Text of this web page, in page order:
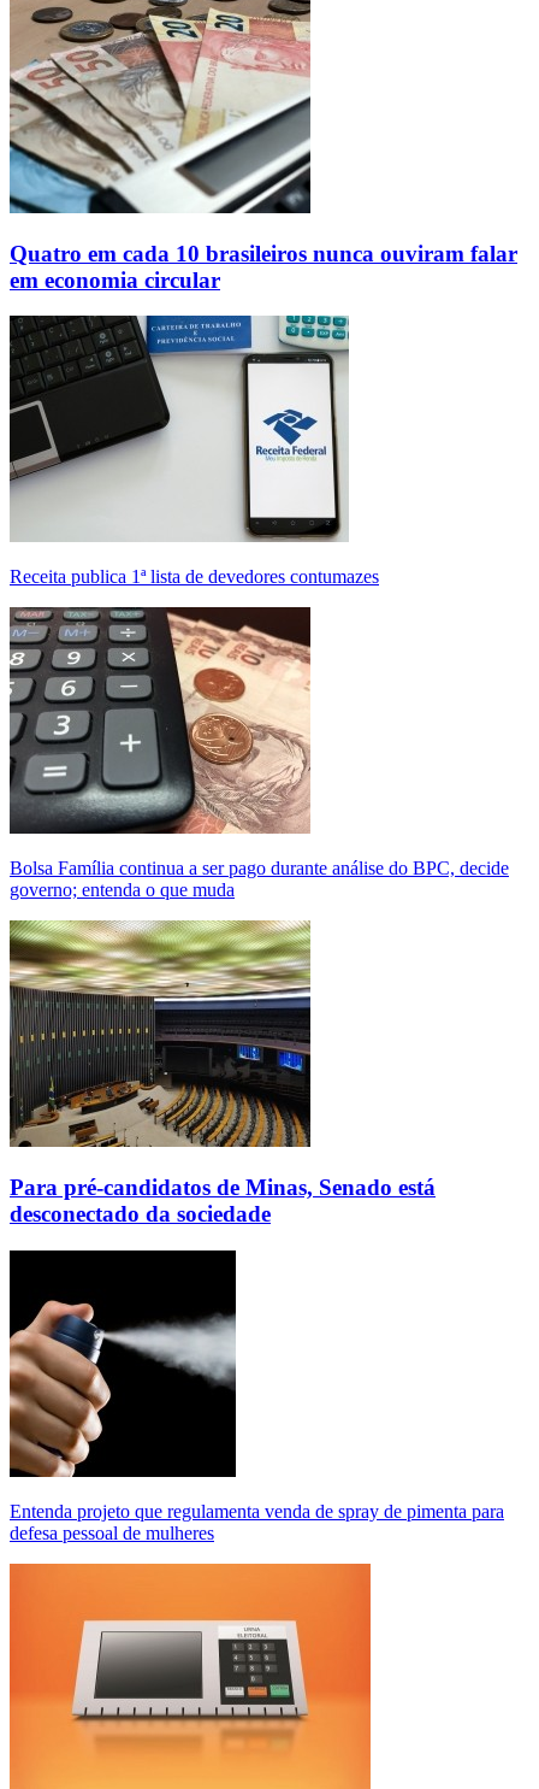
Quatro em cada 10 brasileiros nunca ouviram falar
em economia circular
Receita publica 1ª lista de devedores contumazes
Bolsa Família continua a ser pago durante análise do BPC, decide
governo; entenda o que muda
Para pré-candidatos de Minas, Senado está
desconectado da sociedade
Entenda projeto que regulamenta venda de spray de pimenta para
defesa pessoal de mulheres